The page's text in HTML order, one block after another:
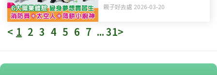
親子好去處 2026-03-20
< 1 2 3 4 5 6 7 ...31>